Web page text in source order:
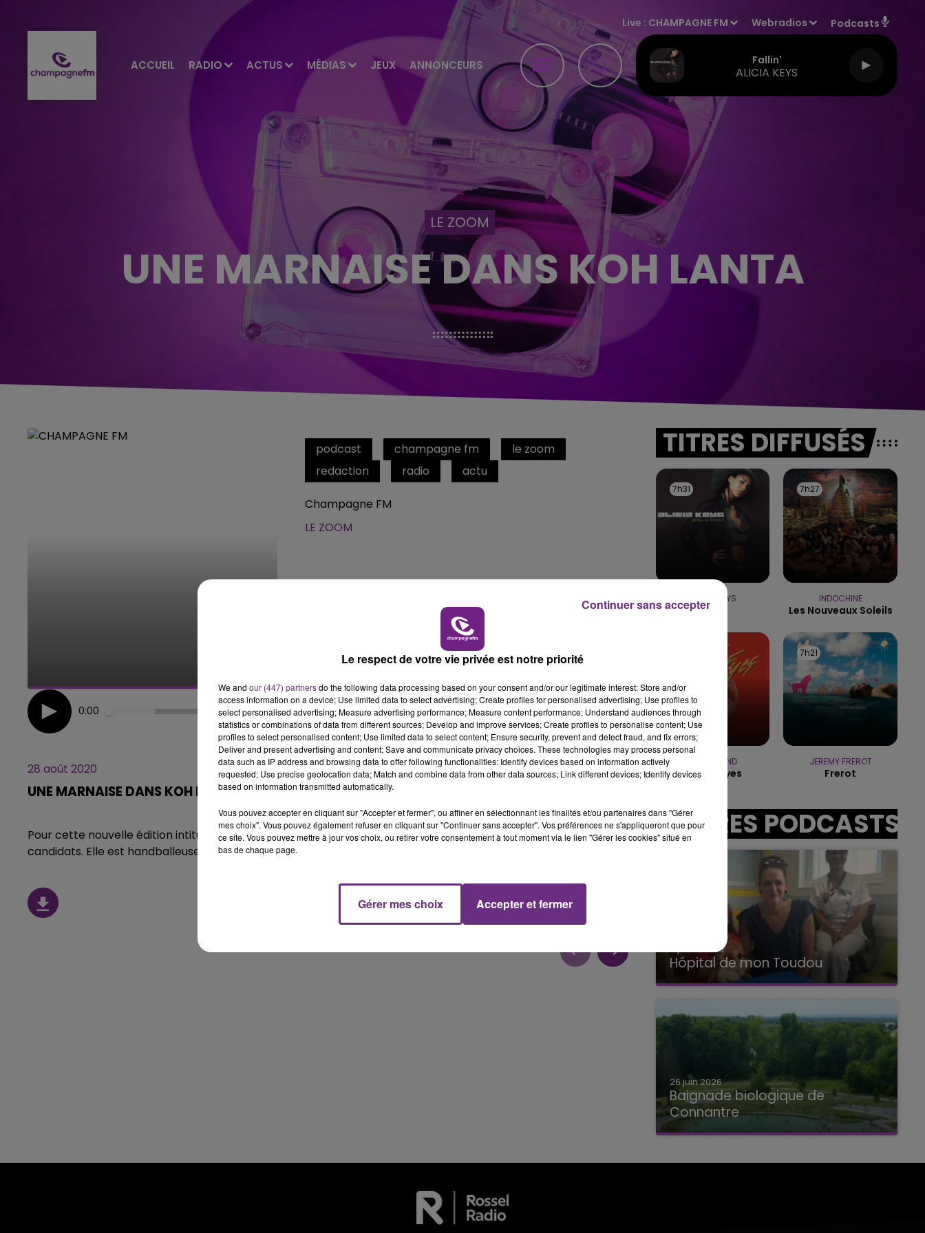
ACCUEIL RADIO ACTUS MÉDIAS JEUX ANNONCEURS
Live : CHAMPAGNE FM Webradios Podcasts
Fallin'
ALICIA KEYS
16h00 - 20h00
LE WEEK-END CHAMPAGNE FM BEST OF
LE ZOOM
UNE MARNAISE DANS KOH LANTA
podcast champagne fm
le zoom
redaction
radio actu
Champagne FM
LE ZOOM
0:00 0:00
28 août 2020
UNE MARNAISE DANS KOH LANTA
Pour cette nouvelle édition intitulée "Les 4 Terres", la marnaise Hadja Cissé originaire d'Epernay fera partie des
candidats. Elle est handballeuse au Reims Champagne Handball en National 1.
TITRES DIFFUSÉS
7h31
7h31
ALICIA KEYS
Fallin'
7h27
7h27
INDOCHINE
Les Nouveaux Soleils
THE WEEKND
In Your Eyes
7h21
7h21
JEREMY FREROT
Frerot
AUTRES PODCASTS
2 juillet 2026
Hôpital de mon Toudou
Hôpital de mon Toudou
26 juin 2026
Baignade biologique de
Connantre
Baignade biologique de Connantre
Le respect de votre vie privée est notre priorité
We and our (447) partnersdo the following data processing based on your consent and/or our legitimate interest: Store and/or
access information on a device; Use limited data to select advertising; Create profiles for personalised advertising; Use profiles to
select personalised advertising; Measure advertising performance; Measure content performance; Understand audiences through
statistics or combinations of data from different sources; Develop and improve services; Create profiles to personalise content; Use
profiles to select personalised content; Use limited data to select content; Ensure security, prevent and detect fraud, and fix errors;
Deliver and present advertising and content; Save and communicate privacy choices. These technologies may process personal
data such as IP address and browsing data to offer following functionalities: Identify devices based on information actively
requested; Use precise geolocation data; Match and combine data from other data sources; Link different devices; Identify devices
based on information transmitted automatically.
Vous pouvez accepter en cliquant sur "Accepter et fermer", ou affiner en sélectionnant les finalités et/ou partenaires dans "Gérer
mes choix". Vous pouvez également refuser en cliquant sur "Continuer sans accepter". Vos préférences ne s'appliqueront que pour
ce site. Vous pouvez mettre à jour vos choix, ou retirer votre consentement à tout moment via le lien "Gérer les cookies" situé en
bas de chaque page.
Gérer mes choix Accepter et fermer
Continuer sans accepter